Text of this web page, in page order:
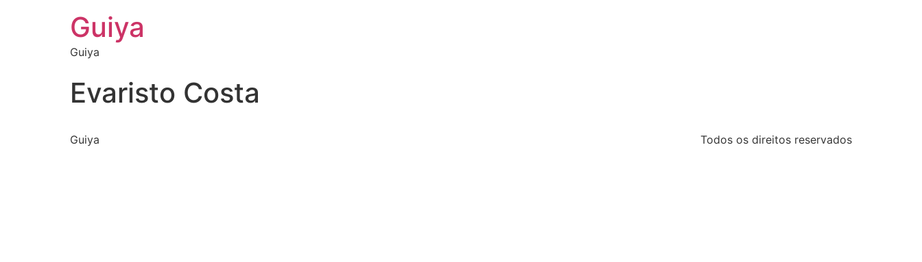
Guiya
Guiya
Evaristo Costa
Guiya Todos os direitos reservados